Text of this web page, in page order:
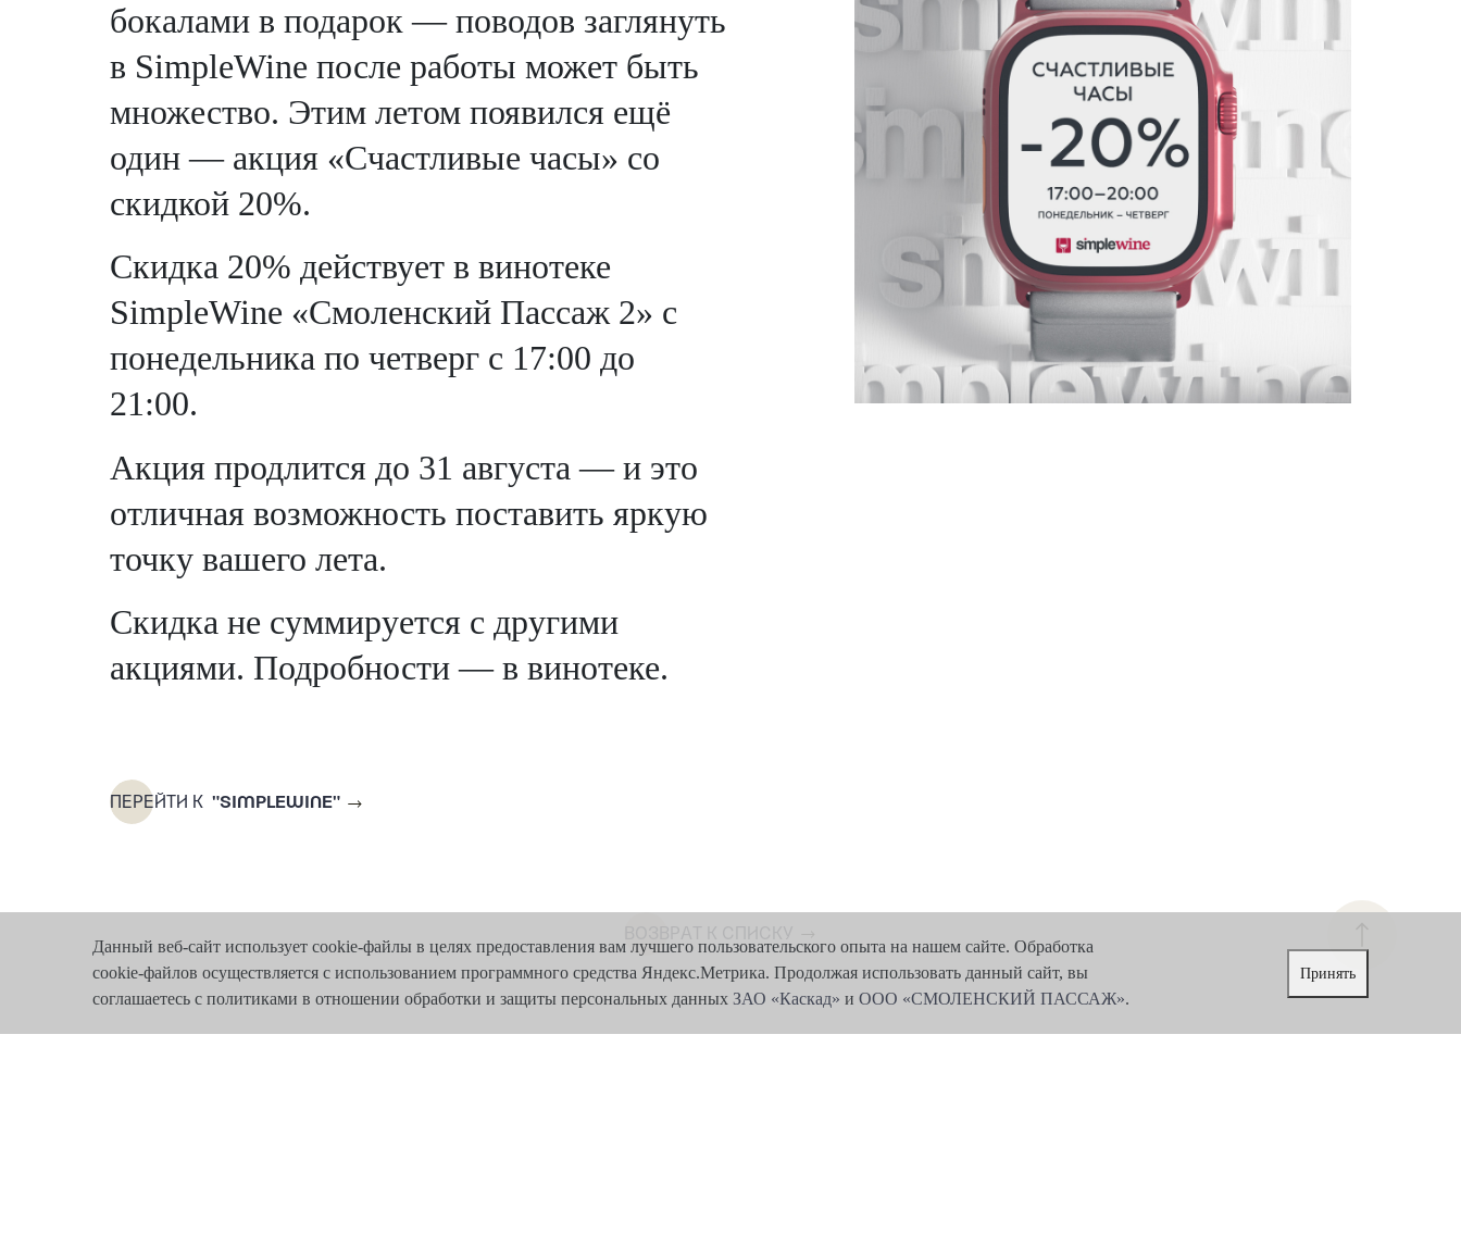
бокалами в подарок — поводов заглянуть
в SimpleWine после работы может быть
множество. Этим летом появился ещё
один — акция «Счастливые часы» со
скидкой 20%.
Скидка 20% действует в винотеке
SimpleWine «Смоленский Пассаж 2» с
понедельника по четверг с 17:00 до
21:00.
Акция продлится до 31 августа — и это
отличная возможность поставить яркую
точку вашего лета.
Скидка не суммируется с другими
акциями. Подробности — в винотеке.
ПЕРЕЙТИ К "SIMPLEWINE"
Данный веб-сайт использует cookie-файлы в целях предоставления вам лучшего пользовательского опыта на нашем сайте. Обработка
cookie-файлов осуществляется с использованием программного средства Яндекс.Метрика. Продолжая использовать данный сайт, вы
соглашаетесь с политиками в отношении обработки и защиты персональных данныхЗАО «Каскад» иООО «СМОЛЕНСКИЙ ПАССАЖ».
Принять